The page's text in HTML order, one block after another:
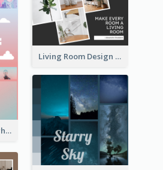
Pastel Adventure Photo Collage
Living Room Design Photo Collage